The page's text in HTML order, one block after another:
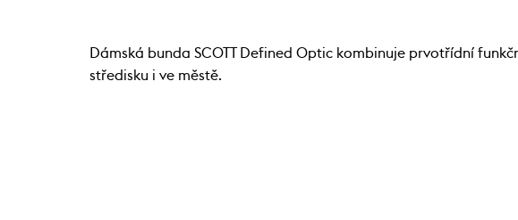
Dámská bunda SCOTT Defined Optic kombinuje prvotřídní
středisku i ve městě.